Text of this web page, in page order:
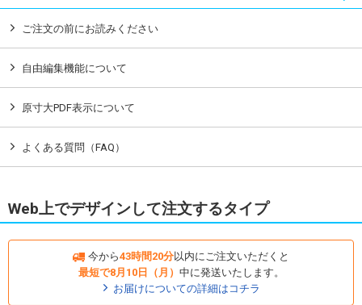
ご注文の前にお読みください
自由編集機能について
原寸大PDF表示について
よくある質問（FAQ）
Web上でデザインして注文するタイプ
今から43時間20分以内にご注文いただくと
最短で8月10日（月） 中に発送いたします。
お届けについての詳細はコチラ